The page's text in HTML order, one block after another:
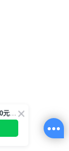
綁定LINE好友 享100元折價券